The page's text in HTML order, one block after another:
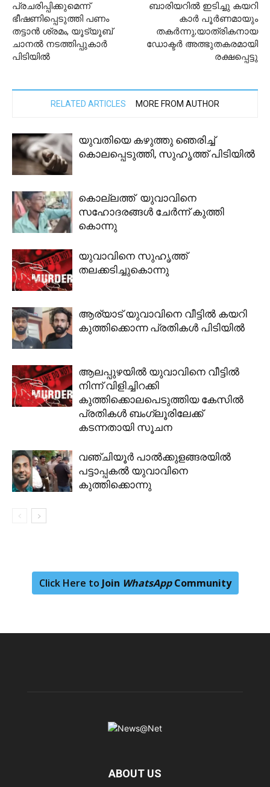
പ്രചരിപ്പിക്കുമെന്ന്
ഭീഷണിപ്പെടുത്തി പണം
തട്ടാൻ ശ്രമം, യൂട്യൂബ്
ചാനൽ നടത്തിപ്പുകാർ
പിടിയിൽ
ബാരിയറിൽ ഇടിച്ചു കയറി
കാർ പൂർണമായും
തകർന്നു;യാത്രികനായ
ഡോക്ടർ അത്ഭുതകരമായി
രക്ഷപ്പെട്ടു
RELATED ARTICLES MORE FROM AUTHOR
യുവതിയെ കഴുത്തു ഞെരിച്ച്
കൊലപ്പെടുത്തി, സുഹൃത്ത് പിടിയിൽ
കൊല്ലത്ത് യുവാവിനെ
സഹോദരങ്ങൾ ചേർന്ന് കുത്തി
കൊന്നു
യുവാവിനെ സുഹൃത്ത്
തലക്കടിച്ചുകൊന്നു
ആര്യാട്‌ യുവാവിനെ വീട്ടിൽ കയറി
കുത്തിക്കൊന്ന പ്രതികൾ പിടിയിൽ
ആലപ്പുഴയിൽ യുവാവിനെ വീട്ടിൽ
നിന്ന് വിളിച്ചിറക്കി
കുത്തിക്കൊലപെടുത്തിയ കേസിൽ
പ്രതികൾ ബംഗ്ലൂരിലേക്ക്
കടന്നതായി സൂചന
വഞ്ചിയൂര്‍ പാല്‍ക്കുളങ്ങരയില്‍
പട്ടാപ്പകല്‍ യുവാവിനെ
കുത്തിക്കൊന്നു
Click Here to Join WhatsAppCommunity
ABOUT US